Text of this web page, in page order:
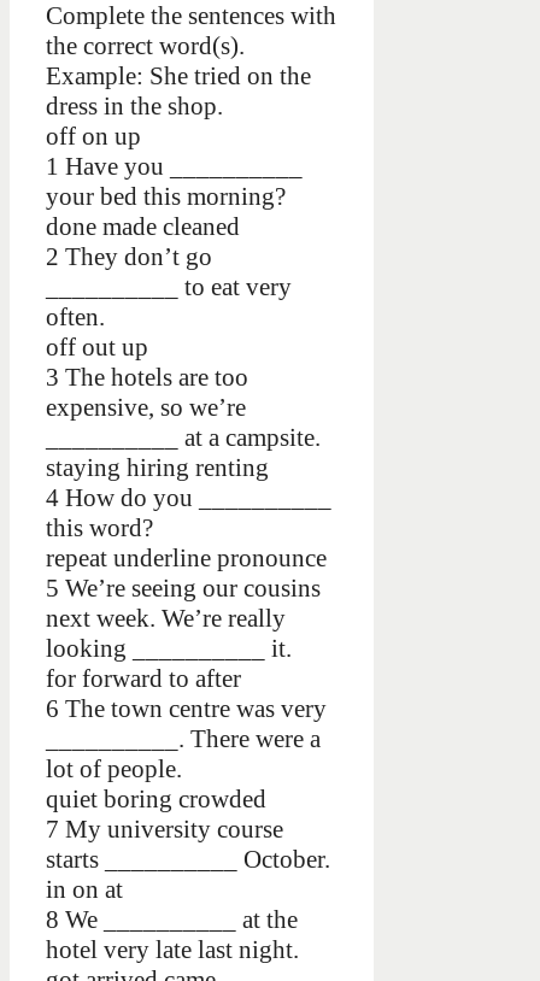
Complete the sentences with
the correct word(s).
Example: She tried on the
dress in the shop.
off on up
1 Have you __________
your bed this morning?
done made cleaned
2 They don’t go
__________ to eat very
often.
off out up
3 The hotels are too
expensive, so we’re
__________ at a campsite.
staying hiring renting
4 How do you __________
this word?
repeat underline pronounce
5 We’re seeing our cousins
next week. We’re really
looking __________ it.
for forward to after
6 The town centre was very
__________. There were a
lot of people.
quiet boring crowded
7 My university course
starts __________ October.
in on at
8 We __________ at the
hotel very late last night.